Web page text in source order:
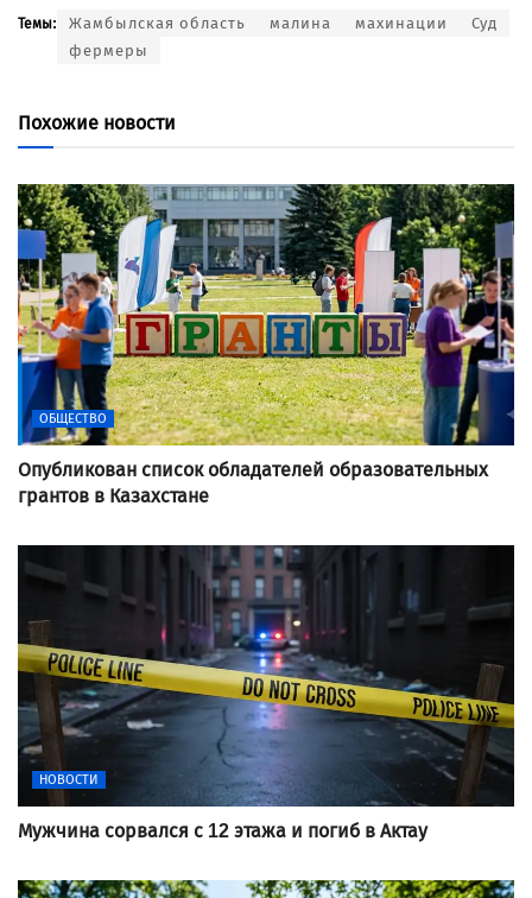
Темы: Жамбылская область малина махинации
Суд
фермеры
Похожие новости
ОБЩЕСТВО
Опубликован список обладателей образовательных
грантов в Казахстане
НОВОСТИ
Мужчина сорвался с 12 этажа и погиб в Актау